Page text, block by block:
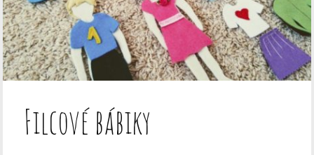
Filcové bábiky